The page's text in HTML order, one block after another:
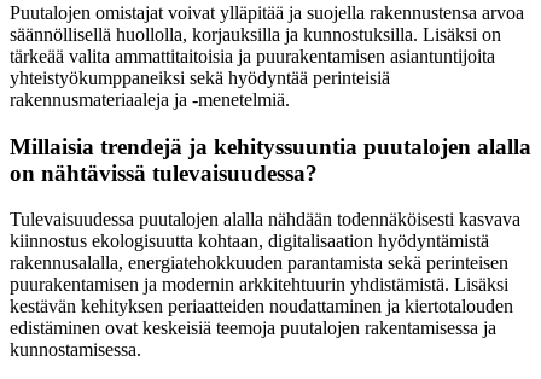
Puutalojen omistajat voivat ylläpitää ja suojella rakennustensa arvoa
säännöllisellä huollolla, korjauksilla ja kunnostuksilla. Lisäksi on
tärkeää valita ammattitaitoisia ja puurakentamisen asiantuntijoita
yhteistyökumppaneiksi sekä hyödyntää perinteisiä
rakennusmateriaaleja ja -menetelmiä.
Millaisia trendejä ja kehityssuuntia puutalojen alalla
on nähtävissä tulevaisuudessa?
Tulevaisuudessa puutalojen alalla nähdään todennäköisesti kasvava
kiinnostus ekologisuutta kohtaan, digitalisaation hyödyntämistä
rakennusalalla, energiatehokkuuden parantamista sekä perinteisen
puurakentamisen ja modernin arkkitehtuurin yhdistämistä. Lisäksi
kestävän kehityksen periaatteiden noudattaminen ja kiertotalouden
edistäminen ovat keskeisiä teemoja puutalojen rakentamisessa ja
kunnostamisessa.